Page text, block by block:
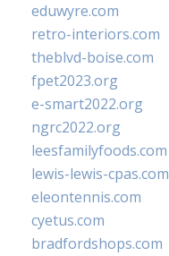
eduwyre.com
retro-interiors.com
theblvd-boise.com
fpet2023.org
e-smart2022.org
ngrc2022.org
leesfamilyfoods.com
lewis-lewis-cpas.com
eleontennis.com
cyetus.com
bradfordshops.com